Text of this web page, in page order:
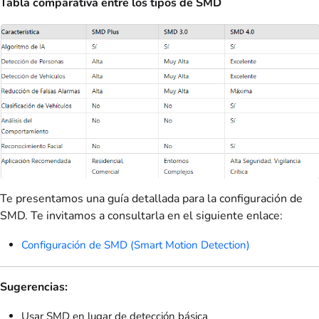
Te presentamos una guía detallada para la configuración de
SMD. Te invitamos a consultarla en el siguiente enlace:
Configuración de SMD (Smart Motion Detection)
Sugerencias:
Usar SMD en lugar de detección básica